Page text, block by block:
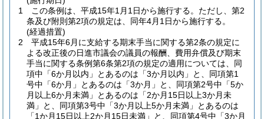
1
この条例は、平成15年1月1日から施行する。 ただし、第2
条及び附則第2項の規定は、同年4月1日から施行する。
(経過措置)
2
平成15年6月に支給する期末手当に関する第2条の規定に
よる改正後の日進市議会の議員の報酬、費用弁償及び期末
手当に関する条例第6条第2項の規定の適用については、同
項中「6か月以内」とあるのは「3か月以内」と、同項第1
号中「6か月」とあるのは「3か月」と、同項第2号中「5か
月以上6か月未満」とあるのは「2か月15日以上3か月未
満」と、同項第3号中「3か月以上5か月未満」とあるのは
「1か月15日以上2か月15日未満」と、同項第4号中「3か月